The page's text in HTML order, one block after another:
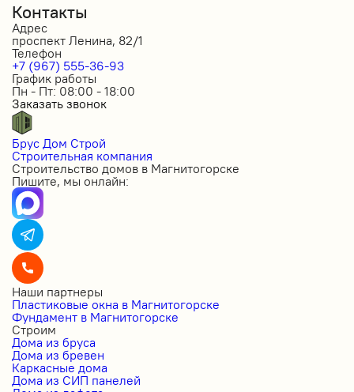
Контакты
Адрес
проспект Ленина, 82/1
Телефон
+7 (967) 555-36-93
График работы
Пн - Пт: 08:00 - 18:00
Заказать звонок
Брус Дом Строй
Строительная компания
Строительство домов в Магнитогорске
Пишите, мы онлайн:
Наши партнеры
Пластиковые окна в Магнитогорске
Фундамент в Магнитогорске
Строим
Дома из бруса
Дома из бревен
Каркасные дома
Дома из СИП панелей